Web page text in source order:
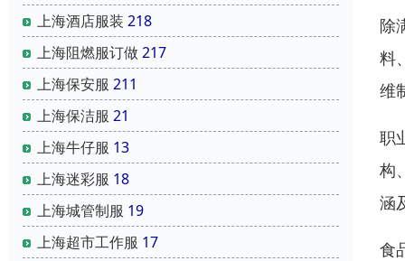
上海酒店服装 218
上海阻燃服订做217
上海保安服 211
上海保洁服 21
上海牛仔服 13
上海迷彩服 18
上海城管制服 19
上海超市工作服 17
除
料
维
职
构
涵
食